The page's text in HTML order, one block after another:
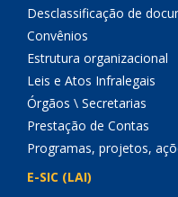
Desclassificação de
Convênios
Estrutura organizacional
Leis e Atos Infralegais
Órgãos \ Secretarias
Prestação de Contas
Programas, projetos,
E-SIC (LAI)